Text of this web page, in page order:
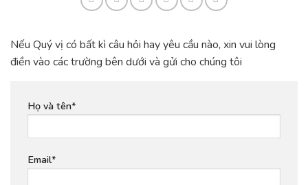
Nếu Quý vị có bất kì câu hỏi hay yêu cầu nào, xin vui lòng
điền vào các trường bên dưới và gửi cho chúng tôi
Họ và tên*
Email*